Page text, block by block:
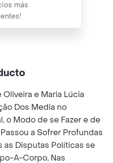
másde
e Maria Lúcia
Dos Media no
o Modo de se Fazer e de
a Sofrer Profundas
as Disputas Políticas se
A-Corpo, Nas